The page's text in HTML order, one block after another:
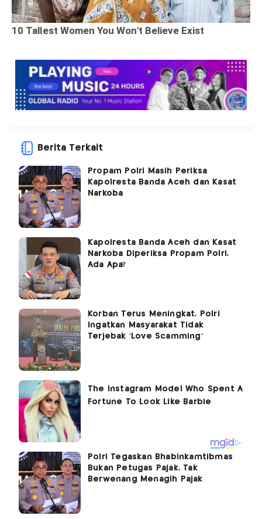
Berita Terkait
Propam Polri Masih Periksa
Kapolresta Banda Aceh dan Kasat
Narkoba
Kapolresta Banda Aceh dan Kasat
Narkoba Diperiksa Propam Polri,
Ada Apa?
Korban Terus Meningkat, Polri
Ingatkan Masyarakat Tidak
Terjebak 'Love Scamming'
Polri Tegaskan Bhabinkamtibmas
Bukan Petugas Pajak, Tak
Berwenang Menagih Pajak